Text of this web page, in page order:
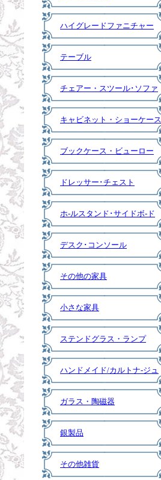
ハイグレードファニチャー
テーブル
チェアー・スツール･ソファ
キャビネット・ショーケース
ブックケース・ビューロー
ドレッサー･チェスト
ホ-ルスタンド･サイドボ-ド
デスク･コンソール
その他の家具
小さな家具
ステンドグラス・ランプ
ハンドメイド/カルトナ-ジュ
ガラス・陶磁器
銀製品
その他雑貨